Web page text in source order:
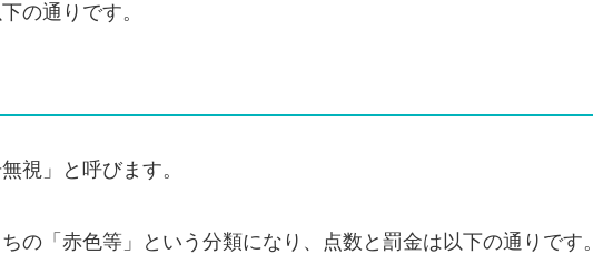
の通りです。
視」と呼びます。
の「赤色等」という分類になり、点数と罰金は以下の通りです。